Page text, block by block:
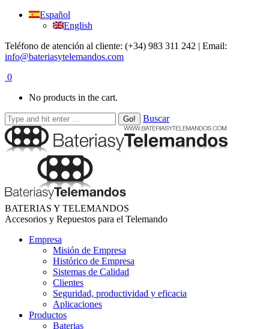
Español
English
Teléfono de atención al cliente: (+34) 983 311 242 | Email:
info@bateriasytelemandos.com
0
No products in the cart.
Buscar
BATERIAS Y TELEMANDOS
Accesorios y Repuestos para el Telemando
Empresa
Misión de Empresa
Histórico de Empresa
Sistemas de Calidad
Clientes
Seguridad, productividad y eficacia
Aplicaciones
Productos
Baterias